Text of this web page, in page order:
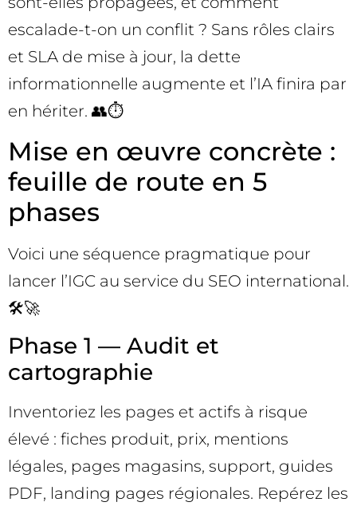
escalade-t-on un conflit ? Sans rôles clairs
et SLA de mise à jour, la dette
informationnelle augmente et l’IA finira par
en hériter. 👥⏱️
Mise en œuvre concrète :
feuille de route en 5
phases
Voici une séquence pragmatique pour
lancer l’IGC au service du SEO international.
🛠️🚀
Phase 1 — Audit et
cartographie
Inventoriez les pages et actifs à risque
élevé : fiches produit, prix, mentions
légales, pages magasins, support, guides
PDF, landing pages régionales. Repérez les